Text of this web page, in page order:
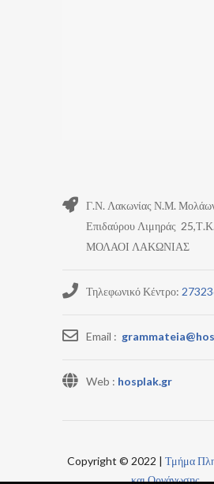
Γ.Ν. Λακωνίας Ν.Μ.
Επιδαύρου Λιμηράς
ΜΟΛΑΟΙ ΛΑΚΩΝΙΑΣ
Τηλεφωνικό Κέντρο:
Email :
Web : hosplak.gr
Copyright © 2022 | Τμήμα
και Οργάνωσης